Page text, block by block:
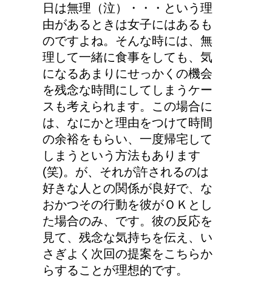
日は無理（泣）・・・という理
由があるときは女子にはあるも
のですよね。そんな時には、無
理して一緒に食事をしても、気
になるあまりにせっかくの機会
を残念な時間にしてしまうケー
スも考えられます。この場合に
は、なにかと理由をつけて時間
の余裕をもらい、一度帰宅して
しまうという方法もあります
(笑)。が、それが許されるのは
好きな人との関係が良好で、な
おかつその行動を彼がＯＫとし
た場合のみ、です。彼の反応を
見て、残念な気持ちを伝え、い
さぎよく次回の提案をこちらか
らすることが理想的です。